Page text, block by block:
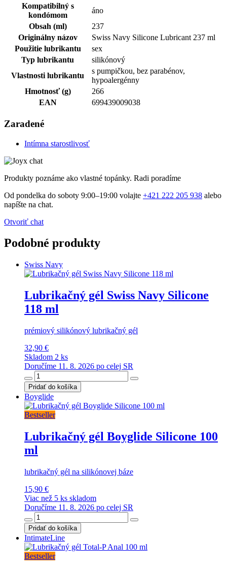
Kompatibilný s
kondómom
áno
Obsah (ml)
237
Originálny názov
Swiss Navy Silicone Lubricant 237 ml
Použitie lubrikantu
sex
Typ lubrikantu
silikónový
Vlastnosti lubrikantu
s pumpičkou, bez parabénov,
hypoalergénny
Hmotnosť (g)
266
EAN
699439009038
Zaradené
Intímna starostlivosť
Produkty poznáme ako vlastné topánky. Radi poradíme
Od pondelka do soboty 9:00–19:00 volajte +421 222 205 938 alebo
napíšte na chat.
Otvoriť chat
Podobné produkty
Swiss Navy
Lubrikačný gél Swiss Navy Silicone
118 ml
prémiový silikónový lubrikačný gél
32,90 €
Skladom 2 ks
Doručíme 11. 8. 2026 po celej SR
Pridať do košíka
Boyglide
Bestseller
Lubrikačný gél Boyglide Silicone 100
ml
lubrikačný gél na silikónovej báze
15,90 €
Viac než 5 ks skladom
Doručíme 11. 8. 2026 po celej SR
Pridať do košíka
IntimateLine
Bestseller